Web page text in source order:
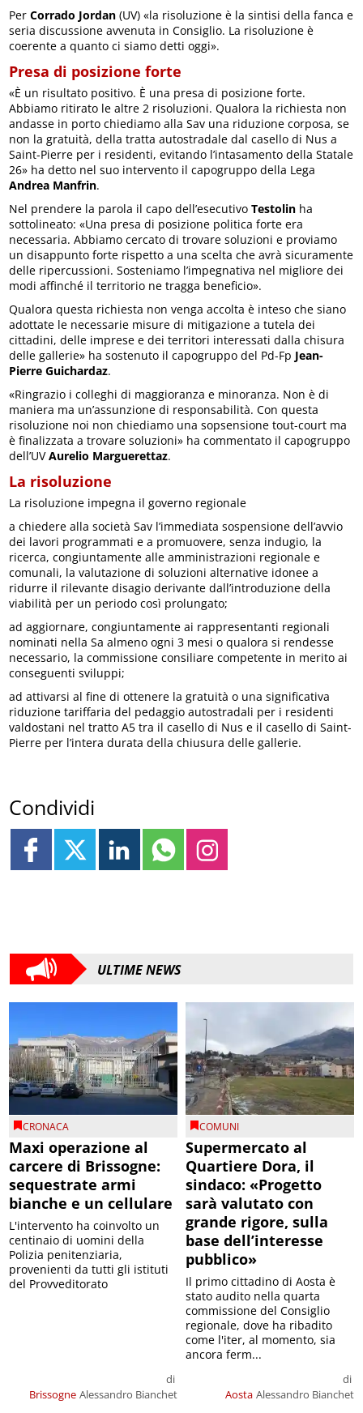
PerCorrado Jordan (UV) «la risoluzione è la sintisi della fanca e
seria discussione avvenuta in Consiglio. La risoluzione è
coerente a quanto ci siamo detti oggi».
Presa di posizione forte
«È un risultato positivo. È una presa di posizione forte.
Abbiamo ritirato le altre 2 risoluzioni. Qualora la richiesta non
andasse in porto chiediamo alla Sav una riduzione corposa, se
non la gratuità, della tratta autostradale dal casello di Nus a
Saint-Pierre per i residenti, evitando l’intasamento della Statale
26» ha detto nel suo intervento il capogruppo della Lega
Andrea Manfrin.
Nel prendere la parola il capo dell’esecutivoTestolin ha
sottolineato: «Una presa di posizione politica forte era
necessaria. Abbiamo cercato di trovare soluzioni e proviamo
un disappunto forte rispetto a una scelta che avrà sicuramente
delle ripercussioni. Sosteniamo l’impegnativa nel migliore dei
modi affinché il territorio ne tragga beneficio».
Qualora questa richiesta non venga accolta è inteso che siano
adottate le necessarie misure di mitigazione a tutela dei
cittadini, delle imprese e dei territori interessati dalla chisura
delle gallerie» ha sostenuto il capogruppo del Pd-Fp Jean-
Pierre Guichardaz.
«Ringrazio i colleghi di maggioranza e minoranza. Non è di
maniera ma un’assunzione di responsabilità. Con questa
risoluzione noi non chiediamo una sopsensione tout-court ma
è finalizzata a trovare soluzioni» ha commentato il capogruppo
dell’UVAurelio Marguerettaz.
La risoluzione
La risoluzione impegna il governo regionale
a chiedere alla società Sav l’immediata sospensione dell’avvio
dei lavori programmati e a promuovere, senza indugio, la
ricerca, congiuntamente alle amministrazioni regionale e
comunali, la valutazione di soluzioni alternative idonee a
ridurre il rilevante disagio derivante dall’introduzione della
viabilità per un periodo così prolungato;
ad aggiornare, congiuntamente ai rappresentanti regionali
nominati nella Sa almeno ogni 3 mesi o qualora si rendesse
necessario, la commissione consiliare competente in merito ai
conseguenti sviluppi;
ad attivarsi al fine di ottenere la gratuità o una significativa
riduzione tariffaria del pedaggio autostradali per i residenti
valdostani nel tratto A5 tra il casello di Nus e il casello di Saint-
Pierre per l’intera durata della chiusura delle gallerie.
Condividi
ULTIME NEWS
CRONACA
Maxi operazione al
carcere di Brissogne:
sequestrate armi
bianche e un cellulare
Brissogne
di
Alessandro Bianchet
L'intervento ha coinvolto un
centinaio di uomini della
Polizia penitenziaria,
provenienti da tutti gli istituti
del Provveditorato
COMUNI
Supermercato al
Quartiere Dora, il
sindaco: «Progetto
sarà valutato con
grande rigore, sulla
base dell’interesse
pubblico»
Aosta
di
Alessandro Bianchet
Il primo cittadino di Aosta è
stato audito nella quarta
commissione del Consiglio
regionale, dove ha ribadito
come l'iter, al momento, sia
ancora ferm...